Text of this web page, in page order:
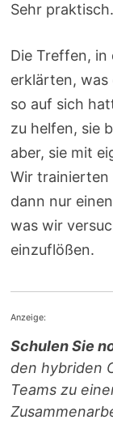
Sehr praktisch.
Die Treffen, in
erklärten, was
so auf sich
zu helfen, sie
aber, sie mit
Wir trainierten
dann nur
was wir
einzuflößen.
Anzeige:
Schulen Sie
den hybriden
Teams zu